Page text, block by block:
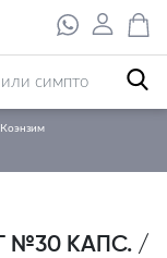
Коэнзим
№30 КАПС. /